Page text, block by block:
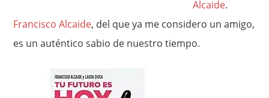
Alcaide.
Francisco Alcaide, del que ya me considero un amigo,
es un auténtico sabio de nuestro tiempo.